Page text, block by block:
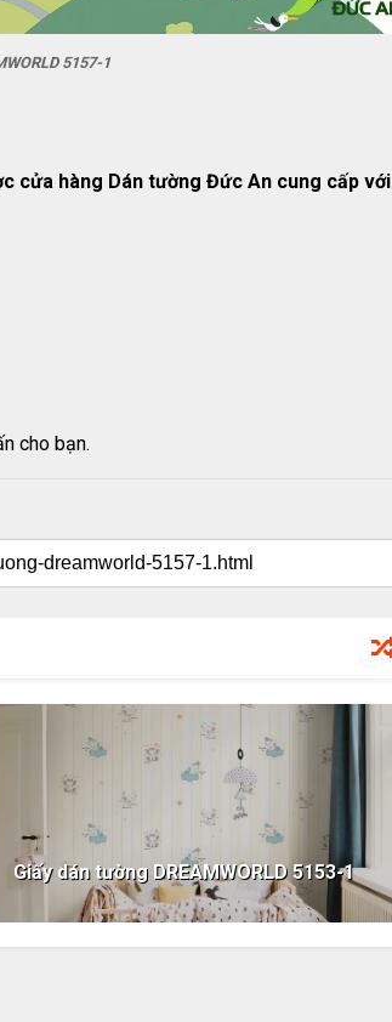
5157-1
cửa hàng Dán tường Đức An cung cấp với
cho bạn.
Giấy dán tường DREAMWORLD 5153-1